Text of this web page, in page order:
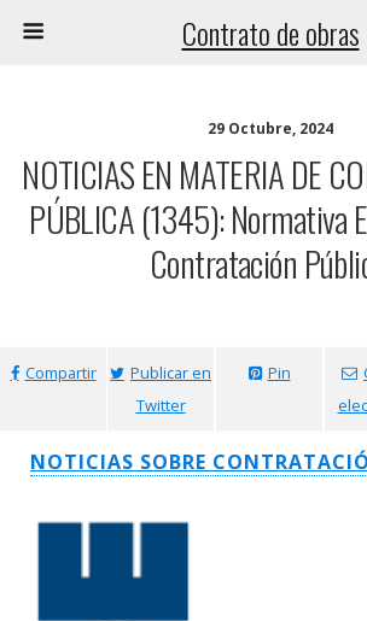
Contrato de obras
29 Octubre, 2024
NOTICIAS EN MATERIA DE
PÚBLICA (1345): Normativa
Contratación
Compartir
Publicar en
Twitter
Pin
NOTICIAS SOBRE